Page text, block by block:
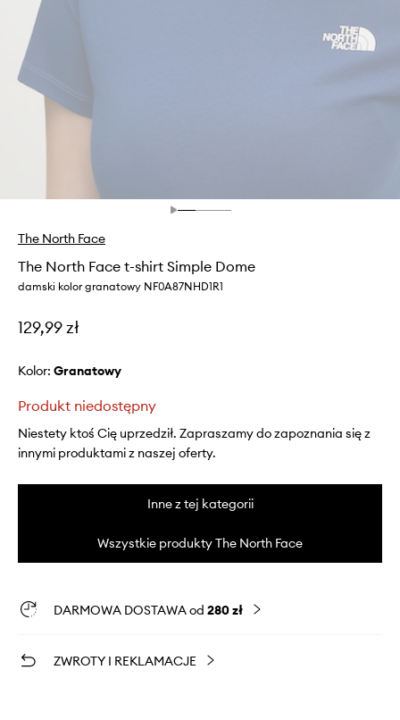
The North Face
The North Face t-shirt Simple Dome
damski kolor granatowy NF0A87NHD1R1
129,99 zł
Kolor: granatowy
Produkt niedostępny
Niestety ktoś Cię uprzedził. Zapraszamy do zapoznania się z
innymi produktami z naszej oferty.
Inne z tej kategorii
Wszystkie produkty The North Face
DARMOWA DOSTAWA od 280 zł
ZWROTY I REKLAMACJE